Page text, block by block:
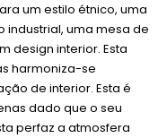
um estilo étnico, uma
industrial, uma mesa de
design interior. Esta
harmoniza-se
de interior. Esta é
dado que o seu
perfaz a atmosfera